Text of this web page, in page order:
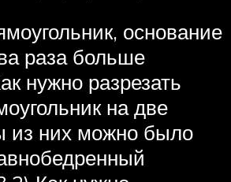
основание
раза больше
нужно разрезать
на две
из них можно было